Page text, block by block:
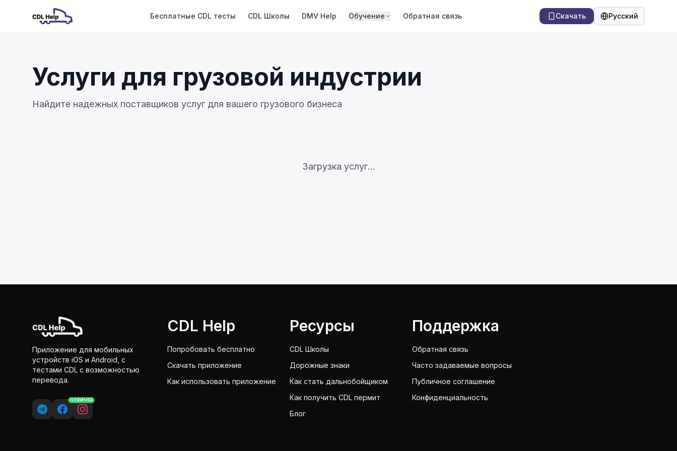
Бесплатные CDL тесты CDL Школы DMV Help Обучение Обратная связь Скачать Русский
Язык
Услуги для грузовой индустрии
Найдите надежных поставщиков услуг для вашего грузового бизнеса
Загрузка услуг...
Приложение для мобильных
устройств iOS и Android, с
тестами CDL с возможностью
перевода.
НОВИНКА
CDL Help
Попробовать бесплатно
Скачать приложение
Как использовать приложение
Ресурсы
CDL Школы
Дорожные знаки
Как стать дальнобойщиком
Как получить CDL пермит
Блог
Поддержка
Обратная связь
Часто задаваемые вопросы
Публичное соглашение
Конфиденциальность